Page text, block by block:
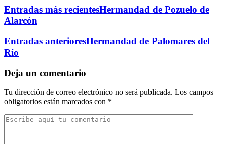
Entradas más recientesHermandad de Pozuelo de
Alarcón
Entradas anterioresHermandad de Palomares del
Río
Deja un comentario
Tu dirección de correo electrónico no será publicada. Los campos
obligatorios están marcados con *